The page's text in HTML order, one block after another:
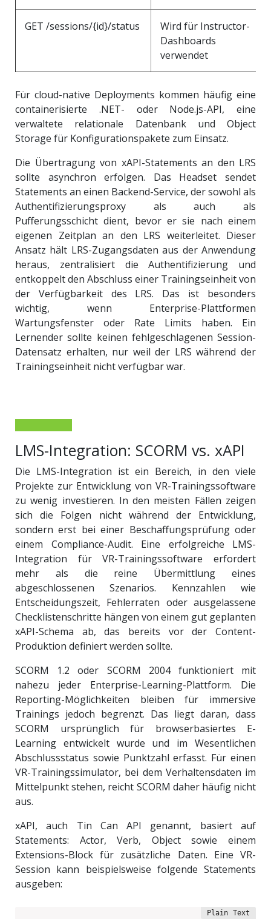
GET /sessions/{id}/status
Wird für Instructor-
Dashboards
verwendet
Für cloud-native Deployments kommen häufig eine
containerisierte .NET- oder Node.js-API, eine
verwaltete relationale Datenbank und Object
Storage für Konfigurationspakete zum Einsatz.
Die Übertragung von xAPI-Statements an den LRS
sollte asynchron erfolgen. Das Headset sendet
Statements an einen Backend-Service, der sowohl als
Authentifizierungsproxy als auch als
Pufferungsschicht dient, bevor er sie nach einem
eigenen Zeitplan an den LRS weiterleitet. Dieser
Ansatz hält LRS-Zugangsdaten aus der Anwendung
heraus, zentralisiert die Authentifizierung und
entkoppelt den Abschluss einer Trainingseinheit von
der Verfügbarkeit des LRS. Das ist besonders
wichtig, wenn Enterprise-Plattformen
Wartungsfenster oder Rate Limits haben. Ein
Lernender sollte keinen fehlgeschlagenen Session-
Datensatz erhalten, nur weil der LRS während der
Trainingseinheit nicht verfügbar war.
LMS-Integration: SCORM vs. xAPI
Die LMS-Integration ist ein Bereich, in den viele
Projekte zur Entwicklung von VR-Trainingssoftware
zu wenig investieren. In den meisten Fällen zeigen
sich die Folgen nicht während der Entwicklung,
sondern erst bei einer Beschaffungsprüfung oder
einem Compliance-Audit. Eine erfolgreiche LMS-
Integration für VR-Trainingssoftware erfordert
mehr als die reine Übermittlung eines
abgeschlossenen Szenarios. Kennzahlen wie
Entscheidungszeit, Fehlerraten oder ausgelassene
Checklistenschritte hängen von einem gut geplanten
xAPI-Schema ab, das bereits vor der Content-
Produktion definiert werden sollte.
SCORM 1.2 oder SCORM 2004 funktioniert mit
nahezu jeder Enterprise-Learning-Plattform. Die
Reporting-Möglichkeiten bleiben für immersive
Trainings jedoch begrenzt. Das liegt daran, dass
SCORM ursprünglich für browserbasiertes E-
Learning entwickelt wurde und im Wesentlichen
Abschlussstatus sowie Punktzahl erfasst. Für einen
VR-Trainingssimulator, bei dem Verhaltensdaten im
Mittelpunkt stehen, reicht SCORM daher häufig nicht
aus.
xAPI, auch Tin Can API genannt, basiert auf
Statements: Actor, Verb, Object sowie einem
Extensions-Block für zusätzliche Daten. Eine VR-
Session kann beispielsweise folgende Statements
ausgeben: